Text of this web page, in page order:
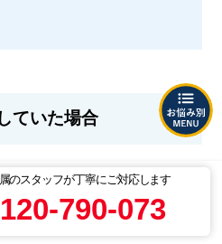
のスタッフが丁寧にご対応します
790-073
ていた場合
合、義理の母と家事を行
担していることもある